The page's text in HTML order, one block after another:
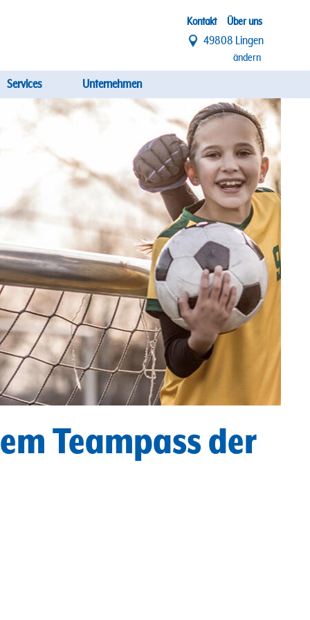
Top
Menü
Kontakt Über uns
49808 Lingen
ändern
Services Unternehmen
Teampass der